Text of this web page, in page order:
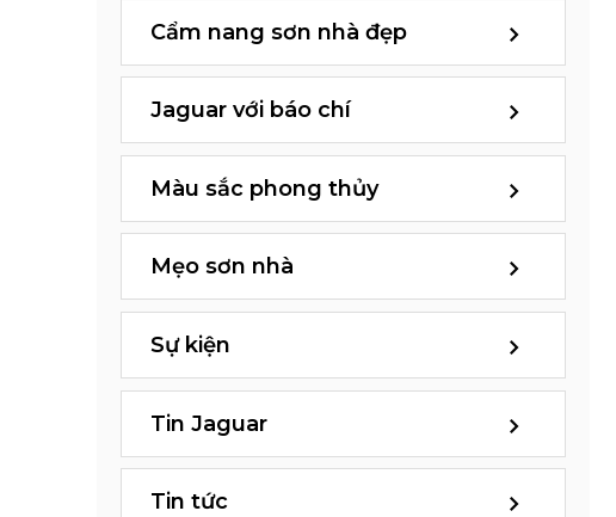
Cẩm nang sơn nhà đẹp
Jaguar với báo chí
Màu sắc phong thủy
Mẹo sơn nhà
Sự kiện
Tin Jaguar
Tin tức